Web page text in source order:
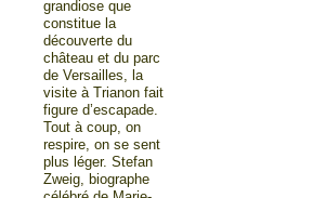
grandiose que
constitue la
découverte du
château et du parc
de Versailles, la
visite à Trianon fait
figure d’escapade.
Tout à coup, on
respire, on se sent
plus léger. Stefan
Zweig, biographe